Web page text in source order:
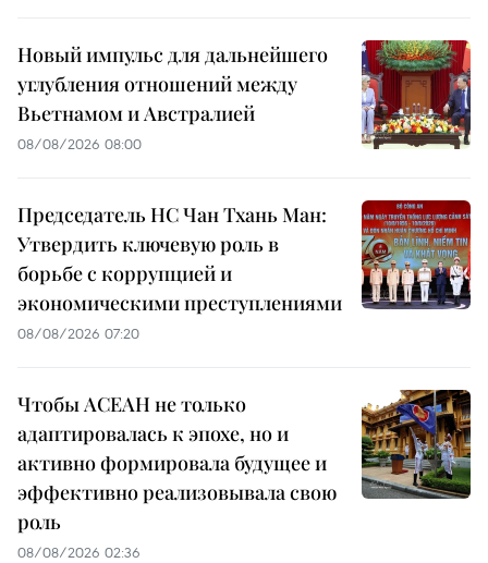
Новый импульс для дальнейшего
углубления отношений между
Вьетнамом и Австралией
08/08/2026 08:00
Председатель НС Чан Тхань Ман:
Утвердить ключевую роль в
борьбе с коррупцией и
экономическими преступлениями
08/08/2026 07:20
Чтобы АСЕАН не только
адаптировалась к эпохе, но и
активно формировала будущее и
эффективно реализовывала свою
роль
08/08/2026 02:36